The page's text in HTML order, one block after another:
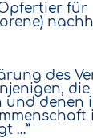
für
des
die
und denen
…”